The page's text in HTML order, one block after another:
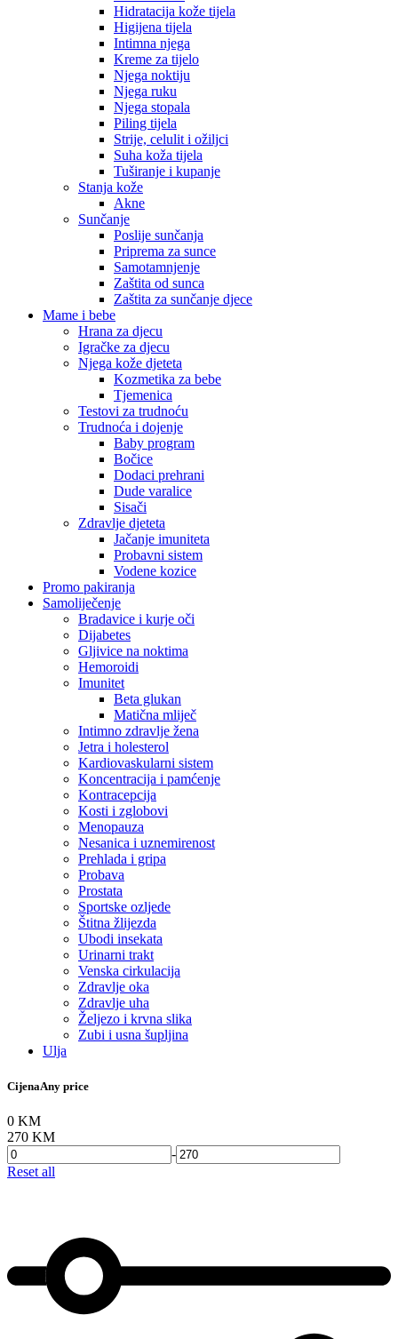
Hidratacija kože tijela
Higijena tijela
Intimna njega
Kreme za tijelo
Njega noktiju
Njega ruku
Njega stopala
Piling tijela
Strije, celulit i ožiljci
Suha koža tijela
Tuširanje i kupanje
Stanja kože
Akne
Sunčanje
Poslije sunčanja
Priprema za sunce
Samotamnjenje
Zaštita od sunca
Zaštita za sunčanje djece
Mame i bebe
Hrana za djecu
Igračke za djecu
Njega kože djeteta
Kozmetika za bebe
Tjemenica
Testovi za trudnoću
Trudnoća i dojenje
Baby program
Bočice
Dodaci prehrani
Dude varalice
Sisači
Zdravlje djeteta
Jačanje imuniteta
Probavni sistem
Vodene kozice
Promo pakiranja
Samoliječenje
Bradavice i kurje oči
Dijabetes
Gljivice na noktima
Hemoroidi
Imunitet
Beta glukan
Matična mliječ
Intimno zdravlje žena
Jetra i holesterol
Kardiovaskularni sistem
Koncentracija i pamćenje
Kontracepcija
Kosti i zglobovi
Menopauza
Nesanica i uznemirenost
Prehlada i gripa
Probava
Prostata
Sportske ozljede
Štitna žlijezda
Ubodi insekata
Urinarni trakt
Venska cirkulacija
Zdravlje oka
Zdravlje uha
Željezo i krvna slika
Zubi i usna šupljina
Ulja
CijenaAny price
0 KM
270 KM
-
Reset all